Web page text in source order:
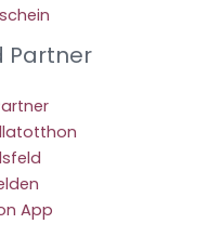
Partner
App